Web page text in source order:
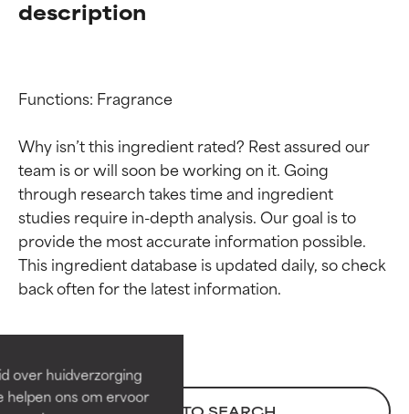
over huidverzorging
helpen ons om ervoor
description
Functions: Fragrance
Why isn’t this ingredient rated? Rest assured our
team is or will soon be working on it. Going
through research takes time and ingredient
studies require in-depth analysis. Our goal is to
provide the most accurate information possible.
This ingredient database is updated daily, so check
Beoordelingen van
ingrediënten
Bewezen en ondersteund door
onafhankelijk onderzoek.
Beoordelingen van
ingrediënten
Bewezen en ondersteund door
onafhankelijk onderzoek.